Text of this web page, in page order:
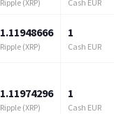
Ripple (XRP) Cash EUR
1.11948666
Ripple (XRP)
1
Cash EUR
1.11974296
Ripple (XRP)
1
Cash EUR